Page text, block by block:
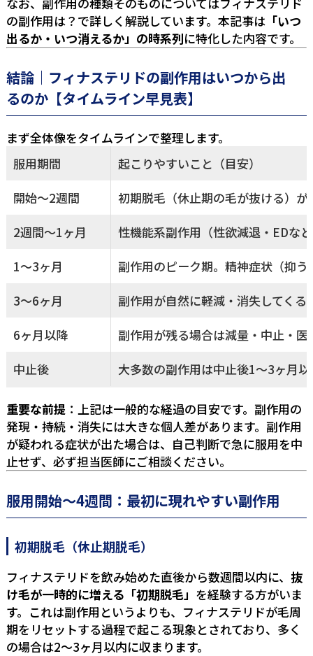
の副作用は？ で詳しく解説しています。本記事は「いつ
出るか・いつ消えるか」の時系列に特化した内容です。
結論｜フィナステリドの副作用はいつから出
るのか【タイムライン早見表】
まず全体像をタイムラインで整理します。
服用期間
起こりやすいこと（目安）
開始〜2週間
初期脱毛（休止期の毛が抜ける）
2週間〜1ヶ月
性機能系副作用（性欲減退・EDな
1〜3ヶ月
副作用のピーク期。精神症状（抑
3〜6ヶ月
副作用が自然に軽減・消失してくる
6ヶ月以降
副作用が残る場合は減量・中止・医
中止後
大多数の副作用は中止後1〜3ヶ月
重要な前提 ：上記は一般的な経過の目安です。副作用の
発現・持続・消失には大きな個人差があります。副作用
が疑われる症状が出た場合は、自己判断で急に服用を中
止せず、必ず担当医師にご相談ください。
服用開始〜4週間：最初に現れやすい副作用
初期脱毛（休止期脱毛）
フィナステリドを飲み始めた直後から数週間以内に、 抜
け毛が一時的に増える「初期脱毛」 を経験する方がいま
す。これは副作用というよりも、フィナステリドが毛周
期をリセットする過程で起こる現象とされており、多く
の場合は2〜3ヶ月以内に収まります。